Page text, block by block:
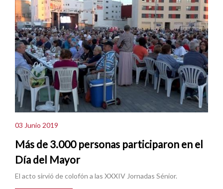
03 Junio 2019
Más de 3.000 personas participaron en el
Día del Mayor
El acto sirvió de colofón a las XXXIV Jornadas Sénior.